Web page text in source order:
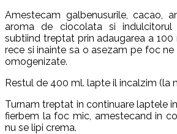
Amestecam galbenusurile, cacao,
aroma de ciocolata si indulcitorul
subtiind treptat prin adaugarea a
rece si inainte sa o asezam pe foc
omogenizate.
Restul de 400 ml. lapte il incalzim (la
Turnam treptat in continuare laptele
fierbem la foc mic, amestecand in
nu se lipi crema.